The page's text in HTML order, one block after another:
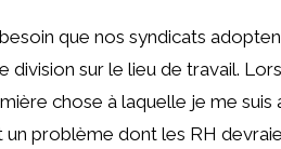
que nos syndicats
division sur le lieu de travail.
chose à laquelle je me suis
un problème dont les RH